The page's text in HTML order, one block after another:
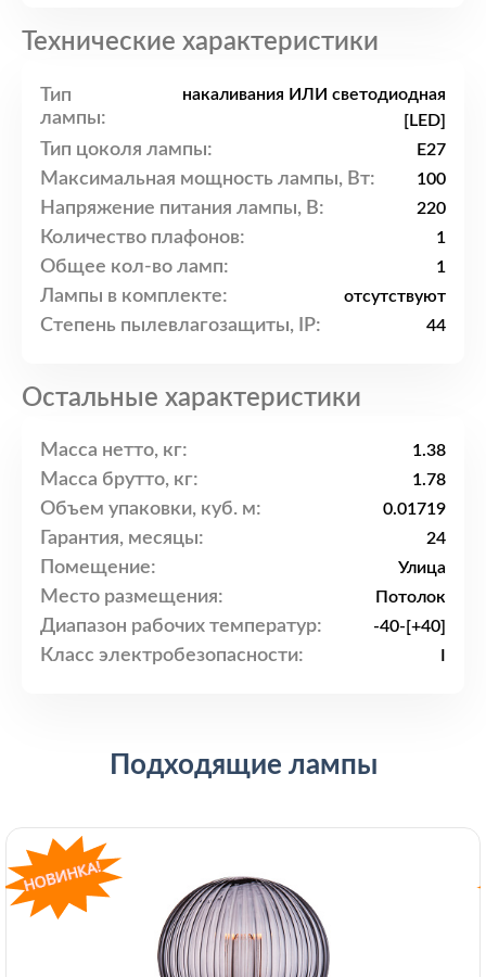
Технические характеристики
Тип
лампы:
накаливания ИЛИ светодиодная
[LED]
Тип цоколя лампы: E27
Максимальная мощность лампы, Вт: 100
Напряжение питания лампы, В: 220
Количество плафонов: 1
Общее кол-во ламп: 1
Лампы в комплекте: отсутствуют
Степень пылевлагозащиты, IP: 44
Остальные характеристики
Масса нетто, кг: 1.38
Масса брутто, кг: 1.78
Объем упаковки, куб. м: 0.01719
Гарантия, месяцы: 24
Помещение: Улица
Место размещения: Потолок
Диапазон рабочих температур: -40-[+40]
Класс электробезопасности:
Подходящие лампы